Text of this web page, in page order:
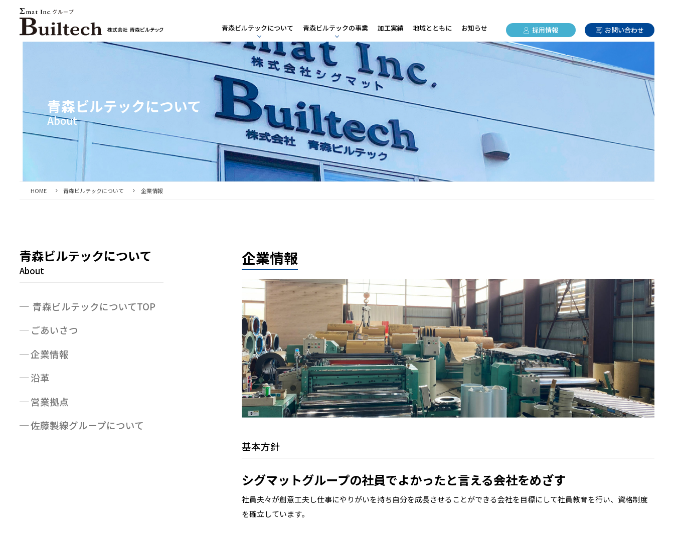
青森ビルテックについて 青森ビルテックの事業 加工実績 地域とともに お知らせ 採用情報 お問い合わせ
青森ビルテックについて
HOME 青森ビルテックについて 企業情報
青森ビルテックについて
青森ビルテックについてTOP
ごあいさつ
企業情報
沿革
営業拠点
佐藤製線グループについて
企業情報
基本方針
シグマットグループの社員でよかったと言える会社をめざす
社員夫々が創意工夫し仕事にやりがいを持ち自分を成長させることができる会社を目標にして社員教育を行い、資格制度
を確立しています。